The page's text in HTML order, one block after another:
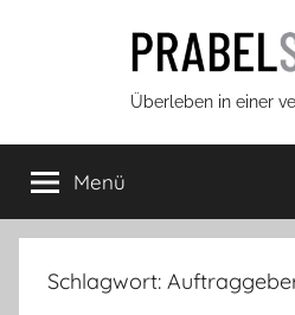
Prabels
Blog
Überleben in einer
Menü
Schlagwort: